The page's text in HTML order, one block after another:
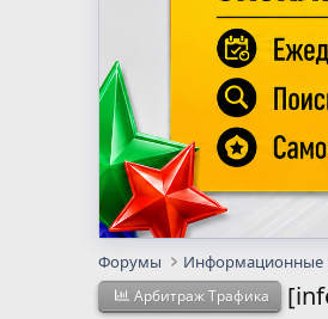
Форумы Информационные
Арбитраж Трафика